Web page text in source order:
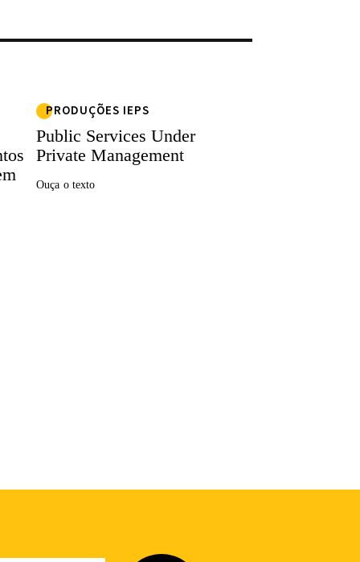
PRODUÇÕES IEPS
Public Services Under
Private Management
Ouça o texto